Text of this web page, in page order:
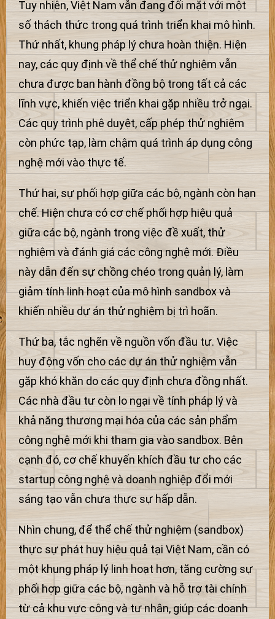
Tuy nhiên, Việt Nam vẫn đang đối mặt với một
số thách thức trong quá trình triển khai mô hình.
Thứ nhất, khung pháp lý chưa hoàn thiện. Hiện
nay, các quy định về thể chế thử nghiệm vẫn
chưa được ban hành đồng bộ trong tất cả các
lĩnh vực, khiến việc triển khai gặp nhiều trở ngại.
Các quy trình phê duyệt, cấp phép thử nghiệm
còn phức tạp, làm chậm quá trình áp dụng công
nghệ mới vào thực tế.
Thứ hai, sự phối hợp giữa các bộ, ngành còn hạn
chế. Hiện chưa có cơ chế phối hợp hiệu quả
giữa các bộ, ngành trong việc đề xuất, thử
nghiệm và đánh giá các công nghệ mới. Điều
này dẫn đến sự chồng chéo trong quản lý, làm
giảm tính linh hoạt của mô hình sandbox và
khiến nhiều dự án thử nghiệm bị trì hoãn.
Thứ ba, tắc nghẽn về nguồn vốn đầu tư. Việc
huy động vốn cho các dự án thử nghiệm vẫn
gặp khó khăn do các quy định chưa đồng nhất.
Các nhà đầu tư còn lo ngại về tính pháp lý và
khả năng thương mại hóa của các sản phẩm
công nghệ mới khi tham gia vào sandbox. Bên
cạnh đó, cơ chế khuyến khích đầu tư cho các
startup công nghệ và doanh nghiệp đổi mới
sáng tạo vẫn chưa thực sự hấp dẫn.
Nhìn chung, để thể chế thử nghiệm (sandbox)
thực sự phát huy hiệu quả tại Việt Nam, cần có
một khung pháp lý linh hoạt hơn, tăng cường sự
phối hợp giữa các bộ, ngành và hỗ trợ tài chính
từ cả khu vực công và tư nhân, giúp các doanh